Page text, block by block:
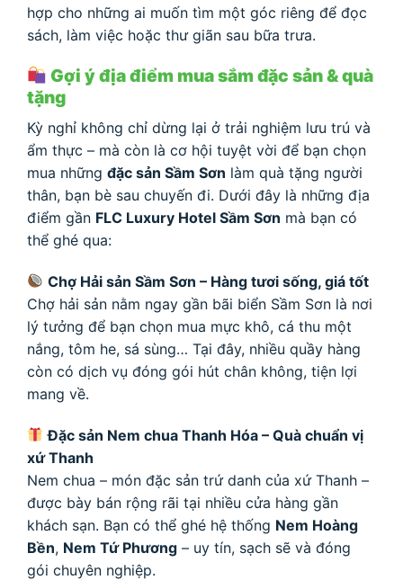
hợp cho những ai muốn tìm một góc riêng để đọc
sách, làm việc hoặc thư giãn sau bữa trưa.
Gợi ý địa điểm mua sắm đặc sản & quà
tặng
Kỳ nghỉ không chỉ dừng lại ở trải nghiệm lưu trú và
ẩm thực – mà còn là cơ hội tuyệt vời để bạn chọn
mua những đặc sản Sầm Sơn làm quà tặng người
thân, bạn bè sau chuyến đi. Dưới đây là những địa
điểm gần FLC Luxury Hotel Sầm Sơn mà bạn có
thể ghé qua:
Chợ Hải sản Sầm Sơn – Hàng tươi sống, giá tốt
Chợ hải sản nằm ngay gần bãi biển Sầm Sơn là nơi
lý tưởng để bạn chọn mua mực khô, cá thu một
nắng, tôm he, sá sùng… Tại đây, nhiều quầy hàng
còn có dịch vụ đóng gói hút chân không, tiện lợi
mang về.
Đặc sản Nem chua Thanh Hóa – Quà chuẩn vị
xứ Thanh
Nem chua – món đặc sản trứ danh của xứ Thanh –
được bày bán rộng rãi tại nhiều cửa hàng gần
khách sạn. Bạn có thể ghé hệ thống Nem Hoàng
Bền, Nem Tứ Phương – uy tín, sạch sẽ và đóng
gói chuyên nghiệp.